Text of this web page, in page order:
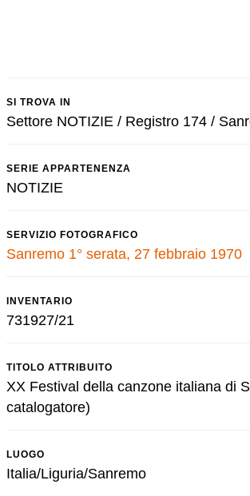
SI TROVA IN
Settore NOTIZIE / Registro 174 /
SERIE APPARTENENZA
NOTIZIE
SERVIZIO FOTOGRAFICO
Sanremo 1° serata, 27 febbraio 1970
INVENTARIO
731927/21
TITOLO ATTRIBUITO
XX Festival della canzone italiana di
catalogatore)
LUOGO
Italia/Liguria/Sanremo